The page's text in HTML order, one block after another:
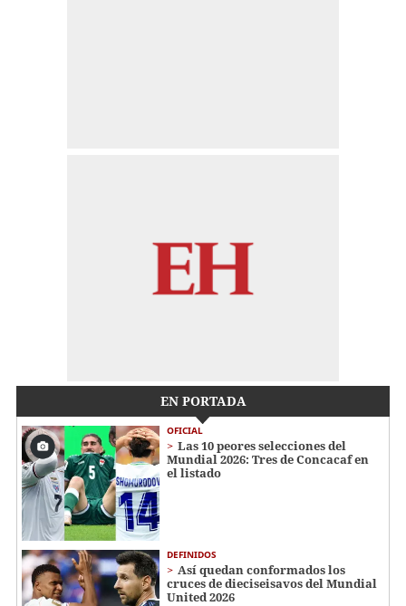
EN PORTADA
OFICIAL
Las 10 peores selecciones del
Mundial 2026: Tres de Concacaf en
el listado
DEFINIDOS
Así quedan conformados los
cruces de dieciseisavos del Mundial
United 2026